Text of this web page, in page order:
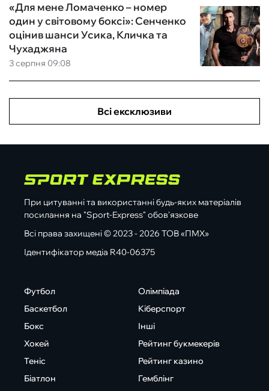
3 серпня 09:08
«Для мене Ломаченко – номер
один у світовому боксі»: Сенченко
оцінив шанси Усика, Кличка та
Чухаджяна
Всі ексклюзиви
При цитуванні та використанні будь-яких матеріалів
посилання на "Sport-Express" обов'язкове
Всі права захищені © 2023 - 2026 ТОВ «ПМХ»
Ідентифікатор медіа R40-06375
Футбол
Баскетбол
Бокс
Хокей
Теніс
Біатлон
Олімпіада
Кіберспорт
Інші
Рейтинг букмекерів
Рейтинг казино
Гемблінг